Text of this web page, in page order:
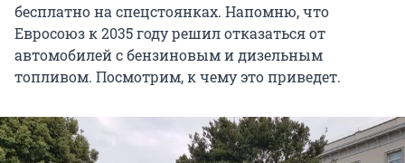
бесплатно на спецстоянках. Напомню, что
Евросоюз к 2035 году решил отказаться от
автомобилей с бензиновым и дизельным
топливом. Посмотрим, к чему это приведет.